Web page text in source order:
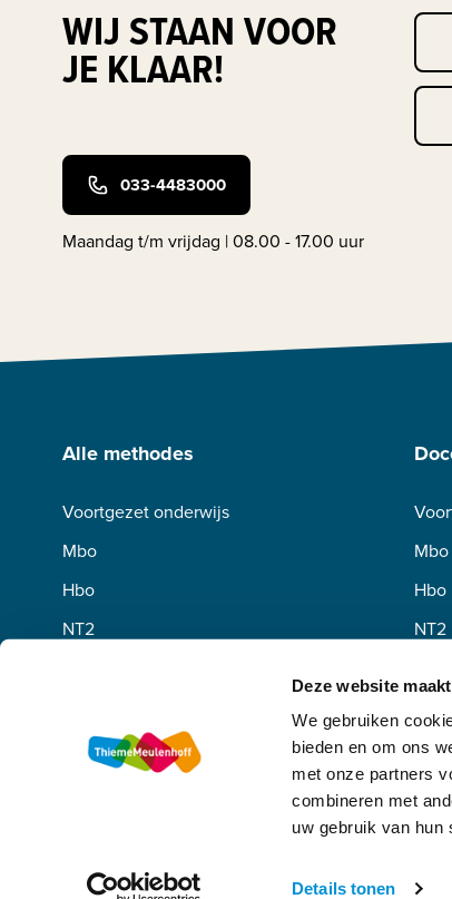
Deze website
We gebruiken
bieden en om ons
met onze partners
combineren met
uw gebruik van hun
Details tonen
WIJ STAAN VOOR
JE KLAAR!
033-4483000
Maandag t/m vrijdag | 08.00 - 17.00 uur
Alle methodes
Voortgezet onderwijs
Mbo
Hbo
NT2
Mbo
Hbo
NT2